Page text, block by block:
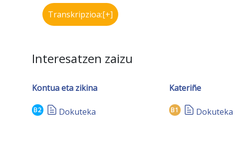
Transkripzioa:[+]
Interesatzen zaizu
Kontua eta zikina
B2 Dokuteka
Kateriñe
B1 Dokuteka